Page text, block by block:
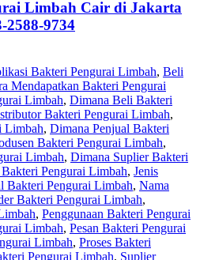
Bakteri Pengurai Limbah, Beli
Mendapatkan Bakteri Pengurai
Limbah, Dimana Beli Bakteri
Bakteri Pengurai Limbah,
Limbah, Dimana Penjual Bakteri
Bakteri Pengurai Limbah,
Limbah, Dimana Suplier Bakteri
Pengurai Limbah, Jenis
Bakteri Pengurai Limbah, Nama
Bakteri Pengurai Limbah,
, Penggunaan Bakteri Pengurai
Limbah, Pesan Bakteri Pengurai
Limbah, Proses Bakteri
Pengurai Limbah, Suplier